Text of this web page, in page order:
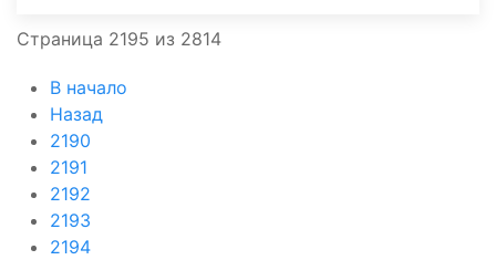
Страница 2195 из 2814
В начало
Назад
2190
2191
2192
2193
2194